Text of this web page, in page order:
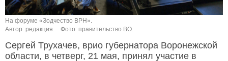
На форуме «Зодчество ВРН».
Автор: редакция.
Фото: правительство ВО.
Сергей Трухачев, врио губернатора Воронежской
области, в четверг, 21 мая, принял участие в